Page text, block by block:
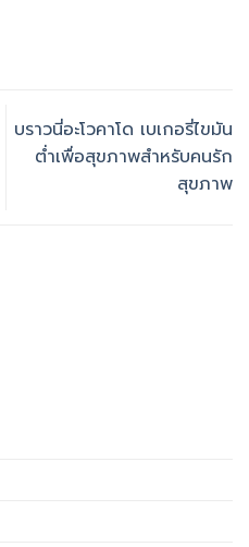
บราวนี่อะโวคาโด เบเกอรี่ไขมัน
ต่ำเพื่อสุขภาพสำหรับคนรัก
สุขภาพ